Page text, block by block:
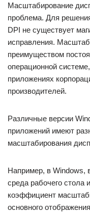
Масштабирование
проблема. Для
DPI не существует
исправления.
преимуществом
операционной
приложениях
производителей.
Различные версии
приложений имеют
масштабирования
Например, в Windows,
среда рабочего стола
коэффициент
основного